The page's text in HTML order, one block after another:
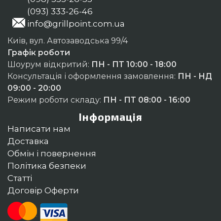
(093) 333-26-46
info@grillpoint.com.ua
Київ, вул. Автозаводська 99/4
Графік роботи
Шоурум відкритий: ПН - ПТ 10:00 - 18:00
Консультація і оформлення замовлення: ПН - НД
09:00 - 20:00
Режим роботи складу: ПН - ПТ 08:00 - 16:00
Інформація
Написати нам
Доставка
Обмін і повернення
Політика безпеки
Статті
Договір Оферти